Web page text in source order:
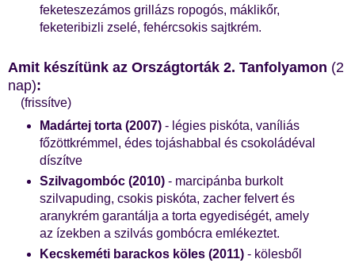
feketeszezámos grillázs ropogós, máklikőr,
feketeribizli zselé, fehércsokis sajtkrém.
Amit készítünk az Országtorták 2. Tanfolyamon (2
nap):
(frissítve)
Madártej torta (2007)- légies piskóta, vaníliás
főzöttkrémmel, édes tojáshabbal és csokoládéval
díszítve
Szilvagombóc (2010)- marcipánba burkolt
szilvapuding, csokis piskóta, zacher felvert és
aranykrém garantálja a torta egyediségét, amely
az ízekben a szilvás gombócra emlékeztet.
Kecskeméti barackos köles (2011)- kölesből